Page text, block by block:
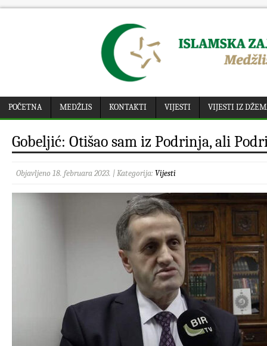
POČETNA MEDŽLIS KONTAKTI VIJESTI VIJESTI IZ
Gobeljić: Otišao sam iz Podrinja, ali
Objavljeno 18. februara 2023. | Kategorija: Vijesti